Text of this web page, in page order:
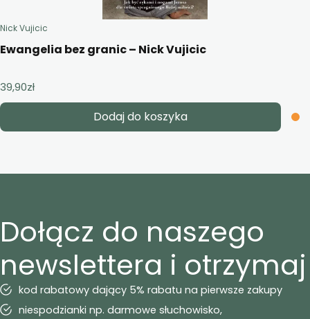
Nick Vujicic
Ewangelia bez granic – Nick Vujicic
39,90zł
Dodaj do koszyka
Dołącz do naszego
newslettera i otrzymaj
kod rabatowy dający 5% rabatu na pierwsze zakupy
niespodzianki np. darmowe słuchowisko,